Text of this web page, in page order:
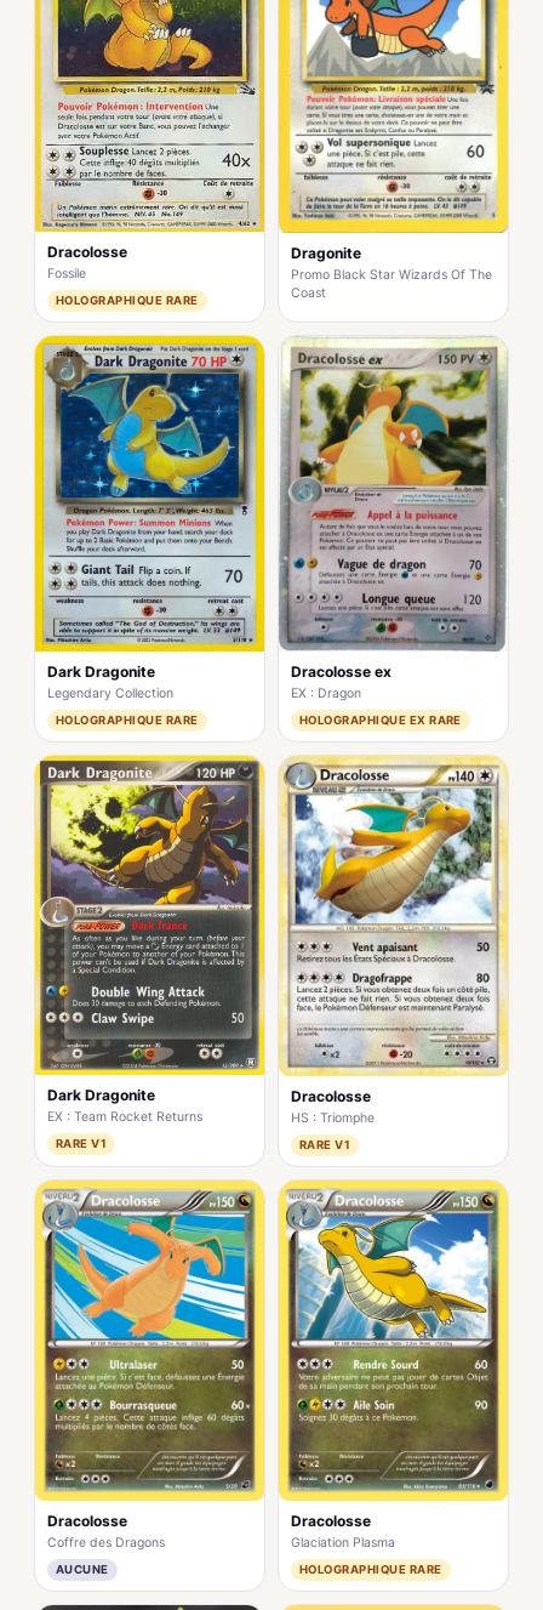
Dracolosse
Fossile
HOLOGRAPHIQUE RARE
Dragonite
Promo Black Star Wizards Of The
Coast
Dark Dragonite
Legendary Collection
HOLOGRAPHIQUE RARE
Dracolosse ex
EX : Dragon
HOLOGRAPHIQUE EX RARE
Dark Dragonite
EX : Team Rocket Returns
RARE V1
Dracolosse
HS : Triomphe
RARE V1
Dracolosse
Coffre des Dragons
AUCUNE
Dracolosse
Glaciation Plasma
HOLOGRAPHIQUE RARE